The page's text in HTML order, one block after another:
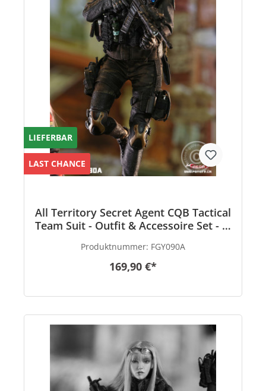
LIEFERBAR
LAST CHANCE
All Territory Secret Agent CQB Tactical
Team Suit - Outfit & Accessoire Set - in
Produktnummer: FGY090A
169,90 €*